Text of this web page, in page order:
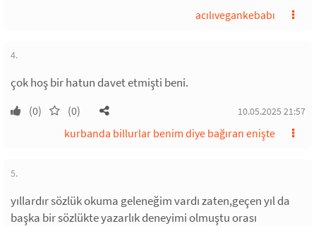
acılıvegankebabı
4.
çok hoş bir hatun davet etmişti beni.
(0) (0) 10.05.2025 21:57
kurbanda billurlar benim diye bağıran enişte
5.
yıllardır sözlük okuma geleneğim vardı zaten,geçen yıl da
başka bir sözlükte yazarlık deneyimi olmuştu orası